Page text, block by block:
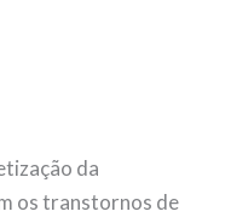
da
os transtornos de